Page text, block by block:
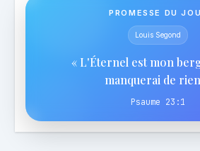
PROMESSE DU
Louis Segond
« L'Éternel est mon
manquerai de
Psaume 23:1